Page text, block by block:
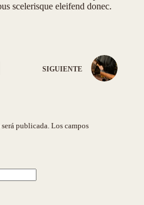
scelerisque eleifend donec.
SIGUIENTE
publicada. Los campos